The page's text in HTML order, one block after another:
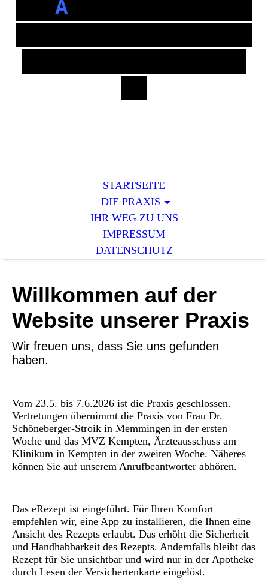
A
STARTSEITE
DIE PRAXIS
IHR WEG ZU UNS
IMPRESSUM
DATENSCHUTZ
Willkommen auf der
Website unserer Praxis
Wir freuen uns, dass Sie uns gefunden
haben.
Vom 23.5. bis 7.6.2026 ist die Praxis geschlossen.
Vertretungen übernimmt die Praxis von Frau Dr.
Schöneberger-Stroik in Memmingen in der ersten
Woche und das MVZ Kempten, Ärzteausschuss am
Klinikum in Kempten in der zweiten Woche. Näheres
können Sie auf unserem Anrufbeantworter abhören.
Das eRezept ist eingeführt. Für Ihren Komfort
empfehlen wir, eine App zu installieren, die Ihnen eine
Ansicht des Rezepts erlaubt. Das erhöht die Sicherheit
und Handhabbarkeit des Rezepts. Andernfalls bleibt das
Rezept für Sie unsichtbar und wird nur in der Apotheke
durch Lesen der Versichertenkarte eingelöst.